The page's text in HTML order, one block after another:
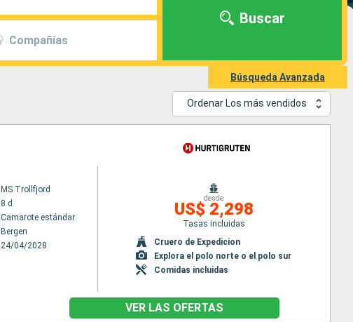
Compañías
Buscar
Búsqueda Avanzada
Ordenar Los más vendidos
MS Trollfjord
8 d
Camarote estándar
Bergen
24/04/2028
desde
US$ 2,298
Tasas incluidas
Cruero de Expedicion
Explora el polo norte o el polo sur
Comidas incluidas
VER LAS OFERTAS